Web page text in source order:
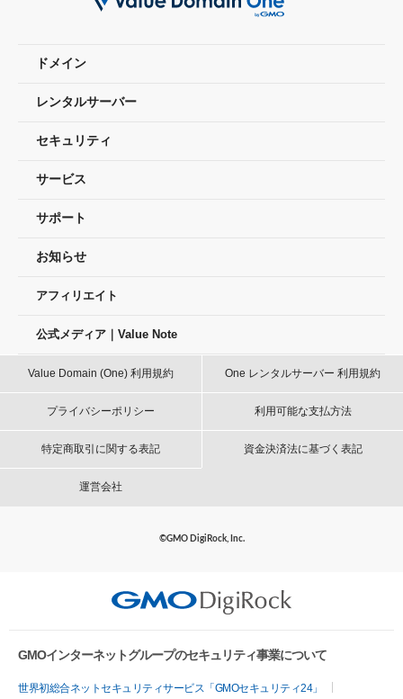
Value Domain (One) 利用規約 One レンタルサーバー 利用規約
プライバシーポリシー 利用可能な支払方法
特定商取引に関する表記 資金決済法に基づく表記
運営会社
ドメイン
レンタルサーバー
セキュリティ
サービス
サポート
お知らせ
アフィリエイト
公式メディア｜Value Note
©GMO DigiRock, Inc.
GMOインターネットグループのセキュリティ事業について
世界初総合ネットセキュリティサービス「GMOセキュリティ24」